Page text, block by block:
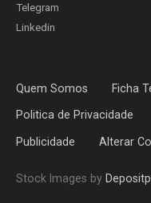
Telegram
Linkedin
Quem Somos Ficha
Politica de Privacidade
Publicidade Alterar
Stock Images by